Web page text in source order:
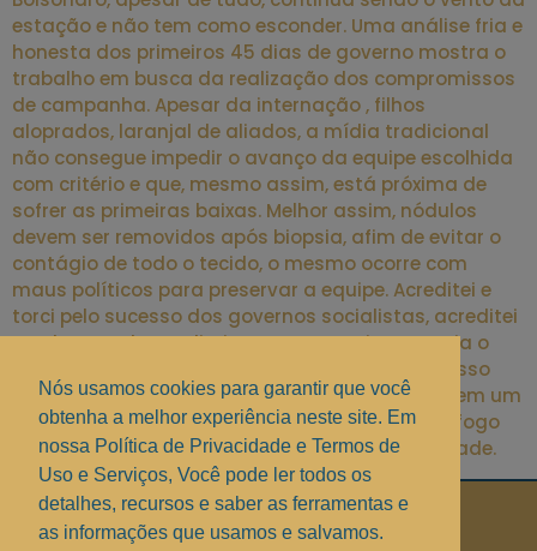
estação e não tem como esconder. Uma análise fria e
honesta dos primeiros 45 dias de governo mostra o
trabalho em busca da realização dos compromissos
de campanha. Apesar da internação , filhos
aloprados, laranjal de aliados, a mídia tradicional
não consegue impedir o avanço da equipe escolhida
com critério e que, mesmo assim, está próxima de
sofrer as primeiras baixas. Melhor assim, nódulos
devem ser removidos após biopsia, afim de evitar o
contágio de todo o tecido, o mesmo ocorre com
maus políticos para preservar a equipe. Acreditei e
torci pelo sucesso dos governos socialistas, acreditei
no plano real, acreditei que o tsunami que varria o
mundo não passaria de uma marolinha em nosso
país. Agora, por favor, permitam-me acreditar em um
governo liberal. Torcer para o seu prédio pegar fogo
só porque não gosta do síndico é pura insanidade.
Políticas de Privacidade.
Nós usamos cookies para garantir que você
obtenha a melhor experiência neste site. Em
nossa Política de Privacidade e Termos de
Uso e Serviços, Você pode ler todos os
detalhes, recursos e saber as ferramentas e
as informações que usamos e salvamos.